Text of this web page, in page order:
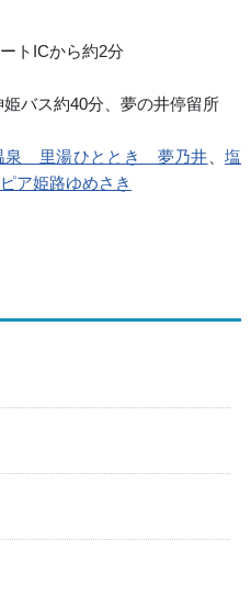
トICから約2分
姫バス約40分、夢の井停留所
泉 里湯ひととき 夢乃井 、塩
ア姫路ゆめさき